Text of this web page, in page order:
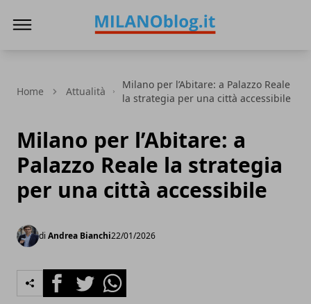
Home Attualità
Milano per l’Abitare: a Palazzo Reale
la strategia per una città accessibile
Milano per l’Abitare: a
Palazzo Reale la strategia
per una città accessibile
di Andrea Bianchi22/01/2026
FacebookTwitterWhatsapp